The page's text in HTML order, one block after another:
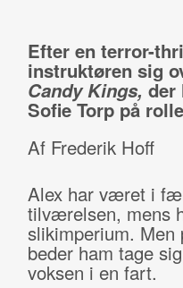
Efter en terror-
instruktøren sig
Candy Kings, der
Sofie Torp på
Af Frederik Hoff
Alex har været i
tilværelsen, mens
slikimperium.
beder ham tage
voksen i en fart.